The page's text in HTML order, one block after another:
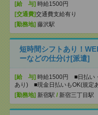
[給 与] 時給1500円
[交通費]交通費支給有り
[勤務地] 藤沢駅
短時間シフトあり！
ーなどの仕分け[派遣]
[給 与] 時給1500円 ■日払い
あり) ■現金日払いもOK(規定
[勤務地] 新宿駅 / 新宿三丁目駅